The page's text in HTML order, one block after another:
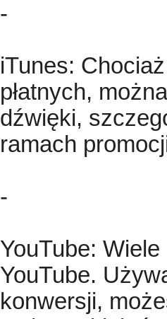
-
iTunes:
płatnych,
dźwięki,
ramach
-
YouTube:
YouTube.
konwersji,